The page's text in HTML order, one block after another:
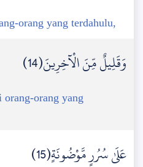
orang yang terdahulu,
وَقَلِيلٌ مِّنَ الْآخِرِينَ(14)
orang-orang yang
عَلَىٰ سُرُرٍ مَّوْضُونَةٍ(15)